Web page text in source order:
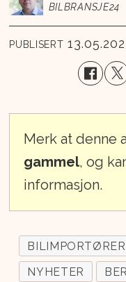
BILBRANSJE24
PUBLISERT
Merk at denne
gammel, og
informasjon.
BILIMPORTØRER
NYHETER